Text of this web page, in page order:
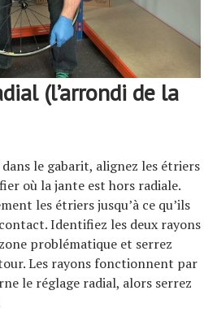
(l’arrondi de la
le gabarit, alignez les étriers
où la jante est hors radiale.
les étriers jusqu’à ce qu’ils
Identifiez les deux rayons
problématique et serrez
Les rayons fonctionnent par
le réglage radial, alors serrez